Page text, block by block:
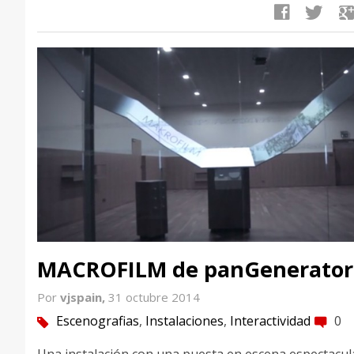
facebook twitter google
MACROFILM de panGenerator
Por vjspain, 31 octubre 2014
tag Escenografias, Instalaciones, Interactividad comment 0